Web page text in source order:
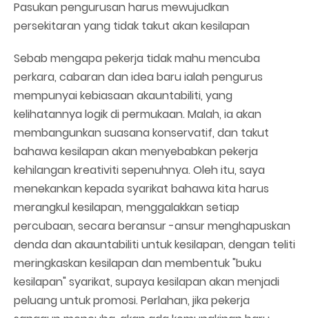
Pasukan pengurusan harus mewujudkan
persekitaran yang tidak takut akan kesilapan
Sebab mengapa pekerja tidak mahu mencuba
perkara, cabaran dan idea baru ialah pengurus
mempunyai kebiasaan akauntabiliti, yang
kelihatannya logik di permukaan. Malah, ia akan
membangunkan suasana konservatif, dan takut
bahawa kesilapan akan menyebabkan pekerja
kehilangan kreativiti sepenuhnya. Oleh itu, saya
menekankan kepada syarikat bahawa kita harus
merangkul kesilapan, menggalakkan setiap
percubaan, secara beransur -ansur menghapuskan
denda dan akauntabiliti untuk kesilapan, dengan teliti
meringkaskan kesilapan dan membentuk "buku
kesilapan" syarikat, supaya kesilapan akan menjadi
peluang untuk promosi. Perlahan, jika pekerja